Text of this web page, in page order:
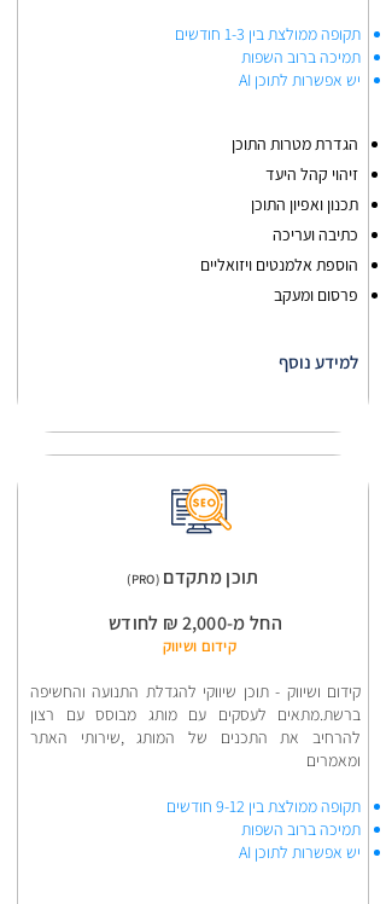
תקופה ממולצת בין 1-3 חודשים
תמיכה ברוב השפות
יש אפשרות לתוכן AI
הגדרת מטרות התוכן
זיהוי קהל היעד
תכנון ואפיון התוכן
כתיבה ועריכה
הוספת אלמנטים ויזואליים
פרסום ומעקב
למידע נוסף
תוכן מתקדם (PRO)
החל מ-2,000 ₪ לחודש​
קידום ושיווק
קידום ושיווק - תוכן שיווקי להגדלת התנועה והחשיפה
ברשת.מתאים לעסקים עם מותג מבוסס עם רצון
להרחיב את התכנים של המותג ,שירותי האתר
ומאמרים
תקופה ממולצת בין 9-12 חודשים
תמיכה ברוב השפות
יש אפשרות לתוכן AI